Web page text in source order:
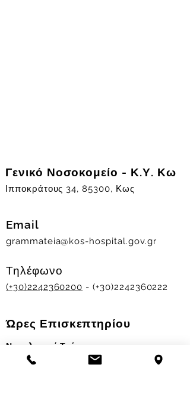
Γενικό Νοσοκομείο - Κ.Υ. Κω
Ιπποκράτους 34, 85300, Κως
Email
grammateia@kos-hospital.gov.gr
Τηλέφωνο
(+30)2242360200 - (+30)2242360222
Ώρες Επισκεπτηρίου
Νοσηλευτικά Τμήματα
Χειμερινό ωράριο: 11.00-13.00
17.30-19.30